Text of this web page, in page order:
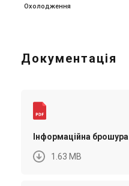
Охолодження
Документація
Інформаційна брошура
1.63 MB